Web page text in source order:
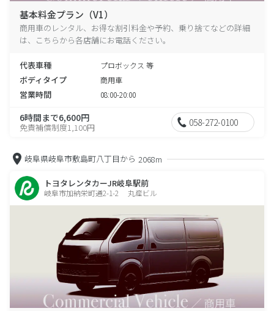
基本料金プラン（V1）
商用車のレンタル、お得な割引料金や予約、乗り捨てなどの詳細
は、こちらから各店舗にお電話ください。
代表車種 プロボックス 等
ボディタイプ 商用車
営業時間 08:00-20:00
6時間まで6,600円
免責補償制度1,100円 058-272-0100
岐阜県岐阜市敷島町八丁目から 2068m
トヨタレンタカーJR岐阜駅前
岐阜市加納栄町通2-1-2 丸産ビル